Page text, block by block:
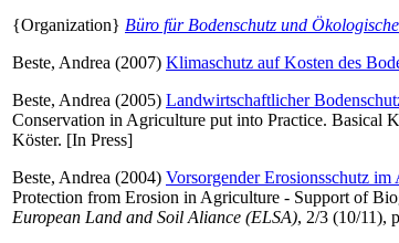
{Organization} Büro für Bodenschutz und
Beste, Andrea (2007) Klimaschutz auf Kosten des
Beste, Andrea (2005) Landwirtschaftlicher
Conservation in Agriculture put into Practice. Basical
Köster. [In Press]
Beste, Andrea (2004) Vorsorgender Erosionsschutz
Protection from Erosion in Agriculture - Support of
European Land and Soil Aliance (ELSA), 2/3 (10/11),